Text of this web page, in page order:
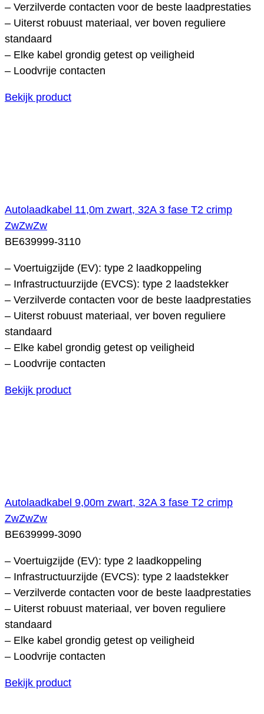
– Verzilverde contacten voor de beste laadprestaties
– Uiterst robuust materiaal, ver boven reguliere
standaard
– Elke kabel grondig getest op veiligheid
– Loodvrije contacten
Bekijk product
Autolaadkabel 11,0m zwart, 32A 3 fase T2 crimp
ZwZwZw
BE639999-3110
– Voertuigzijde (EV): type 2 laadkoppeling
– Infrastructuurzijde (EVCS): type 2 laadstekker
– Verzilverde contacten voor de beste laadprestaties
– Uiterst robuust materiaal, ver boven reguliere
standaard
– Elke kabel grondig getest op veiligheid
– Loodvrije contacten
Bekijk product
Autolaadkabel 9,00m zwart, 32A 3 fase T2 crimp
ZwZwZw
BE639999-3090
– Voertuigzijde (EV): type 2 laadkoppeling
– Infrastructuurzijde (EVCS): type 2 laadstekker
– Verzilverde contacten voor de beste laadprestaties
– Uiterst robuust materiaal, ver boven reguliere
standaard
– Elke kabel grondig getest op veiligheid
– Loodvrije contacten
Bekijk product